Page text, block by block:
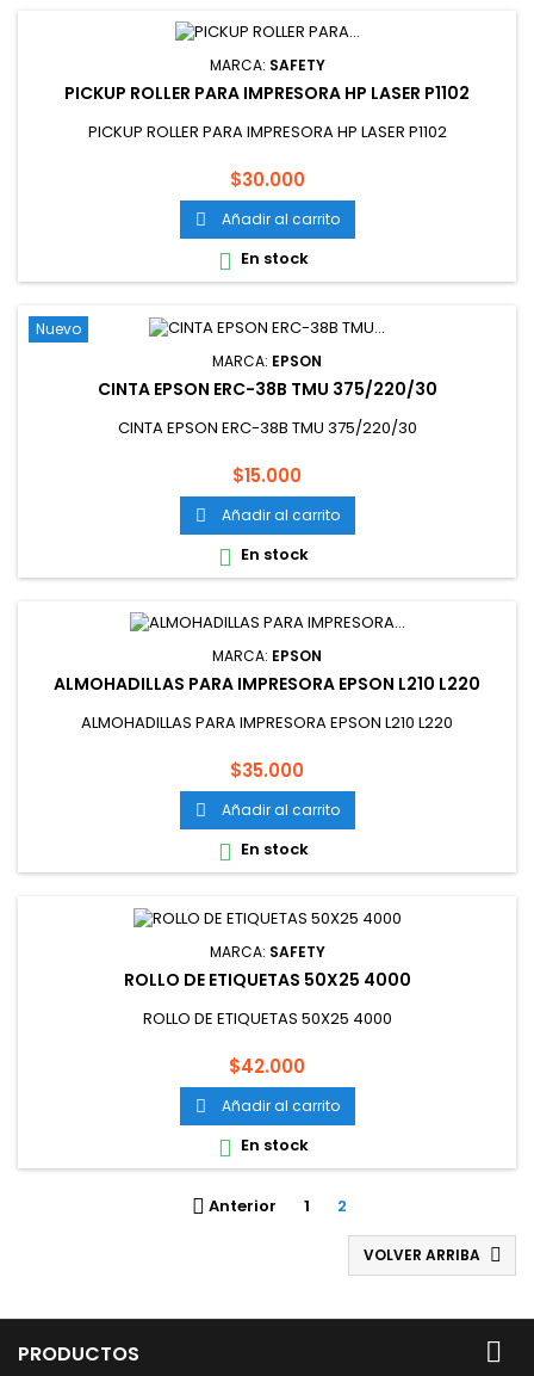
MARCA: SAFETY
PICKUP ROLLER PARA IMPRESORA HP LASER P1102
PICKUP ROLLER PARA IMPRESORA HP LASER P1102
Precio
$30.000
 Añadir al carrito
 En stock
Nuevo
MARCA: EPSON
CINTA EPSON ERC-38B TMU 375/220/30
CINTA EPSON ERC-38B TMU 375/220/30
Precio
$15.000
 Añadir al carrito
 En stock
MARCA: EPSON
ALMOHADILLAS PARA IMPRESORA EPSON L210 L220
ALMOHADILLAS PARA IMPRESORA EPSON L210 L220
Precio
$35.000
 Añadir al carrito
 En stock
MARCA: SAFETY
ROLLO DE ETIQUETAS 50X25 4000
ROLLO DE ETIQUETAS 50X25 4000
Precio
$42.000
 Añadir al carrito
 En stock
 Anterior 1 2
VOLVER ARRIBA 
PRODUCTOS 